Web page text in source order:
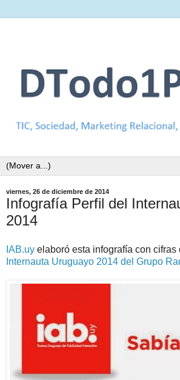
viernes, 26 de diciembre de 2014
Infografía Perfil del
2014
IAB.uy elaboró esta infografía con cifras
Internauta Uruguayo 2014 del Grupo